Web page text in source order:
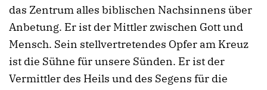
das Zentrum alles biblischen Nachsinnens über
Anbetung. Er ist der Mittler zwischen Gott und
Mensch. Sein stellvertretendes Opfer am Kreuz
ist die Sühne für unsere Sünden. Er ist der
Vermittler des Heils und des Segens für die